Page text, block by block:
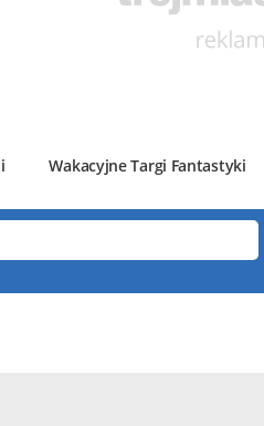
Wakacyjne Targi Fantastyki